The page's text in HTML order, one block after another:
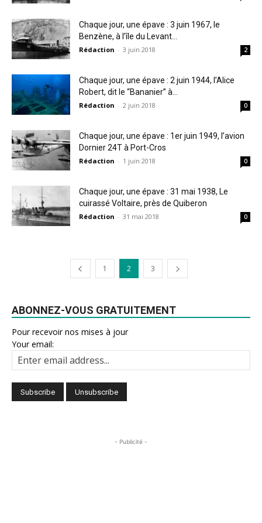
Chaque jour, une épave : 3 juin 1967, le
Benzène, à l’île du Levant...
Rédaction - 3 juin 2018 2
Chaque jour, une épave : 2 juin 1944, l’Alice
Robert, dit le “Bananier” à...
Rédaction - 2 juin 2018 0
Chaque jour, une épave : 1er juin 1949, l’avion
Dornier 24T à Port-Cros
Rédaction - 1 juin 2018 0
Chaque jour, une épave : 31 mai 1938, Le
cuirassé Voltaire, près de Quiberon
Rédaction - 31 mai 2018 0
1 2 3
ABONNEZ-VOUS GRATUITEMENT
Pour recevoir nos mises à jour
Your email:
- Publicité -